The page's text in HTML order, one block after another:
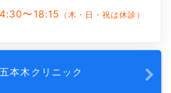
〜18:15 （木・日・祝は休診）
本木クリニック